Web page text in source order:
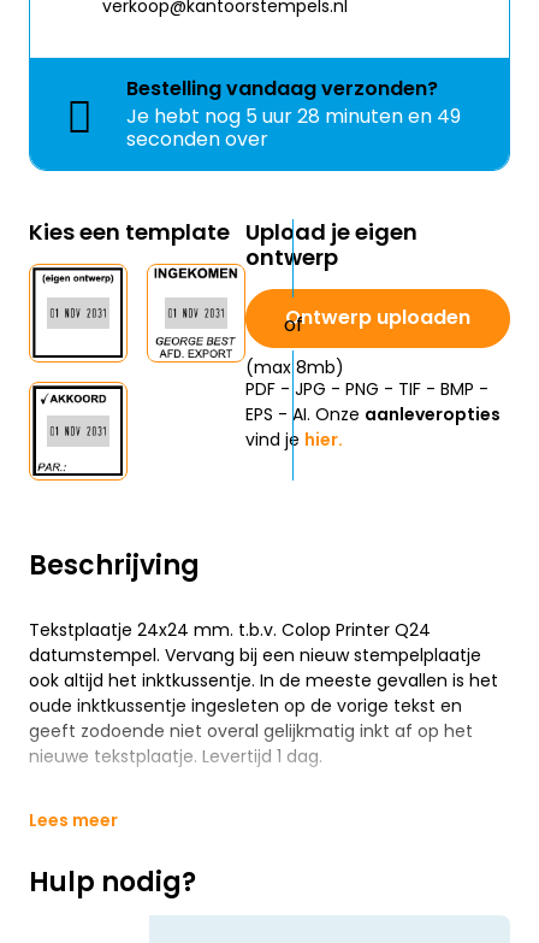
Beschrijving
Tekstplaatje 24x24 mm. t.b.v. Colop Printer Q24
datumstempel. Vervang bij een nieuw stempelplaatje
ook altijd het inktkussentje. In de meeste gevallen is het
oude inktkussentje ingesleten op de vorige tekst en
geeft zodoende niet overal gelijkmatig inkt af op het
nieuwe tekstplaatje. Levertijd 1 dag.
Lees meer
Hulp nodig?
verkoop@kantoorstempels.nl
Bestellingvandaagverzonden?
Je hebt nog 5 uur 28 minuten en 49
seconden over
Kies een template Upload je eigen
ontwerp
Ontwerp uploaden
(max 8mb)
PDF - JPG - PNG - TIF - BMP -
EPS - AI. Onze aanleveropties
vind je hier.